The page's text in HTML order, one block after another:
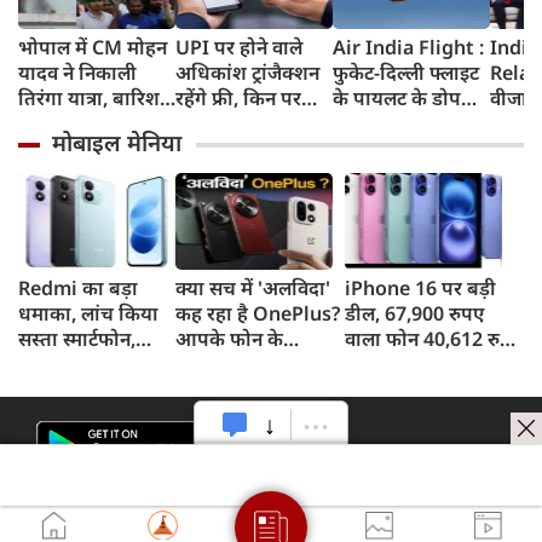
भोपाल में CM मोहन
यादव ने निकाली
तिरंगा यात्रा, बारिश
ने दिखाया देशभक्ति
का जज्बा
UPI पर होने वाले
अधिकांश ट्रांजैक्शन
रहेंगे फ्री, किन पर
ने दिया बड़ा अपडेट
Air India Flight :
फुकेट-दिल्ली फ्लाइट
के पायलट के डोप
कहा- रिपोर्ट नहीं
मिली, टिप्पणी की
स्थिति में नहीं
वीजा
जेडी
मोबाइल मेनिया
Redmi का बड़ा
धमाका, लांच किया
सस्ता स्मार्टफोन,
क्या सच में 'अलविदा'
कह रहा है OnePlus?
आपके फोन के
iPhone 16 पर बड़ी
डील, 67,900 रुपए
वाला फोन 40,612 रुपए